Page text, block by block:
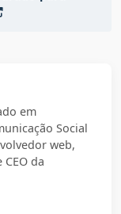
em
Social
web,
da